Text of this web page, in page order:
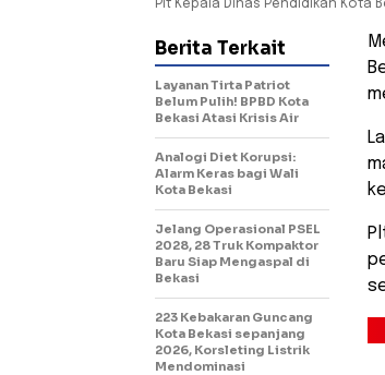
Plt Kepala Dinas Pendidikan Kota
Berita Terkait
Layanan Tirta Patriot
Belum Pulih! BPBD Kota
Bekasi Atasi Krisis Air
Analogi Diet Korupsi:
Alarm Keras bagi Wali
Kota Bekasi
Jelang Operasional PSEL
2028, 28 Truk Kompaktor
Baru Siap Mengaspal di
Bekasi
223 Kebakaran Guncang
Kota Bekasi sepanjang
2026, Korsleting Listrik
Mendominasi